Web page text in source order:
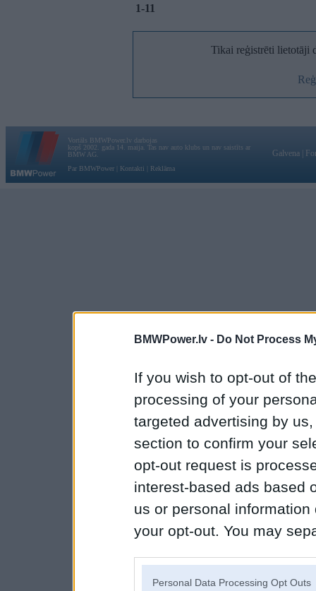
BMWPower.lv - Do Not Process
If you wish to opt-out of
processing of your
targeted advertising by
section to confirm your
opt-out request is
interest-based ads based
us or personal
your opt-out. You may
Personal Data Processing Opt Outs
1-11
Tikai reģistrēti lietotāji
Vortāls BMWPower.lv darbojas
kopš 2002. gada 14. maija. Tas nav auto klubs un nav saistīts ar
BMW AG.
Par BMWPower
Kontakti Reklāma
Galvena